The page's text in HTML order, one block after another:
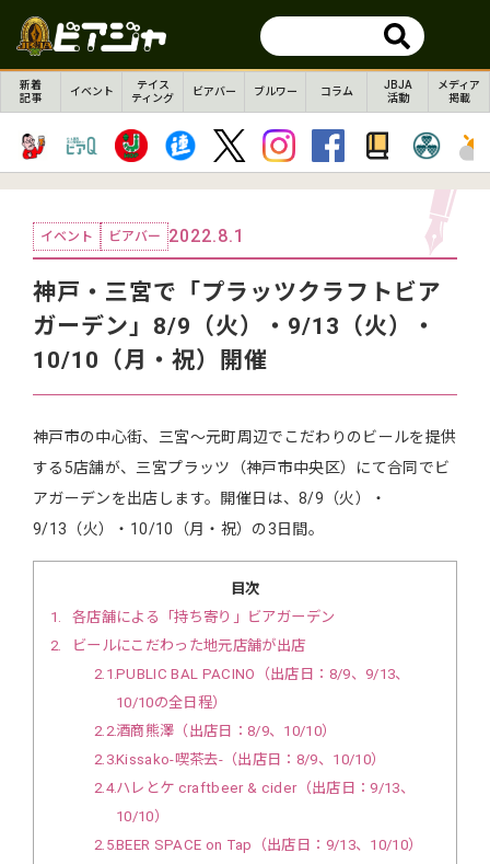
新着
記事
イベント
テイス
ティング
ビアバー ブルワー コラム
JBJA
活動
メディア
掲載
イベント ビアバー 2022.8.1
神戸・三宮で「プラッツクラフトビア
ガーデン」8/9（火）・9/13（火）・
10/10（月・祝）開催
神戸市の中心街、三宮～元町周辺でこだわりのビールを提供
する5店舗が、三宮プラッツ（神戸市中央区）にて合同でビ
アガーデンを出店します。開催日は、8/9（火）・
9/13（火）・10/10（月・祝）の3日間。
目次
1
各店舗による「持ち寄り」ビアガーデン
2
ビールにこだわった地元店舗が出店
2.1 PUBLIC BAL PACINO（出店日：8/9、9/13、
10/10の全日程）
2.2酒商熊澤（出店日：8/9、10/10）
2.3Kissako-喫茶去-（出店日：8/9、10/10）
2.4ハレとケ craftbeer & cider（出店日：9/13、
10/10）
2.5BEER SPACE on Tap（出店日：9/13、10/10）